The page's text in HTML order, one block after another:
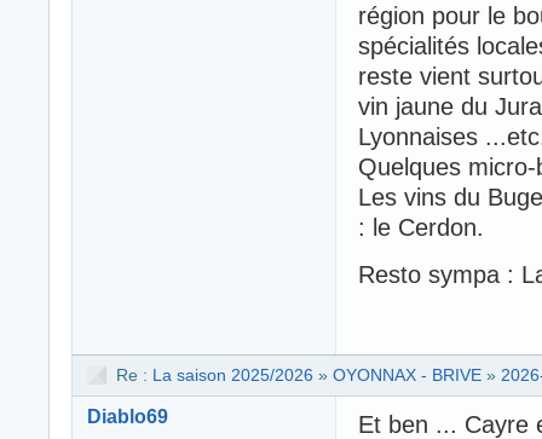
région pour le
spécialités
reste vient
vin jaune du
Lyonnaises
Quelques
Les vins du
: le Cerdon.
Resto sympa :
Re : La saison 2025/2026 » OYONNAX - BRIVE »
Diablo69 Et ben ... Cayre